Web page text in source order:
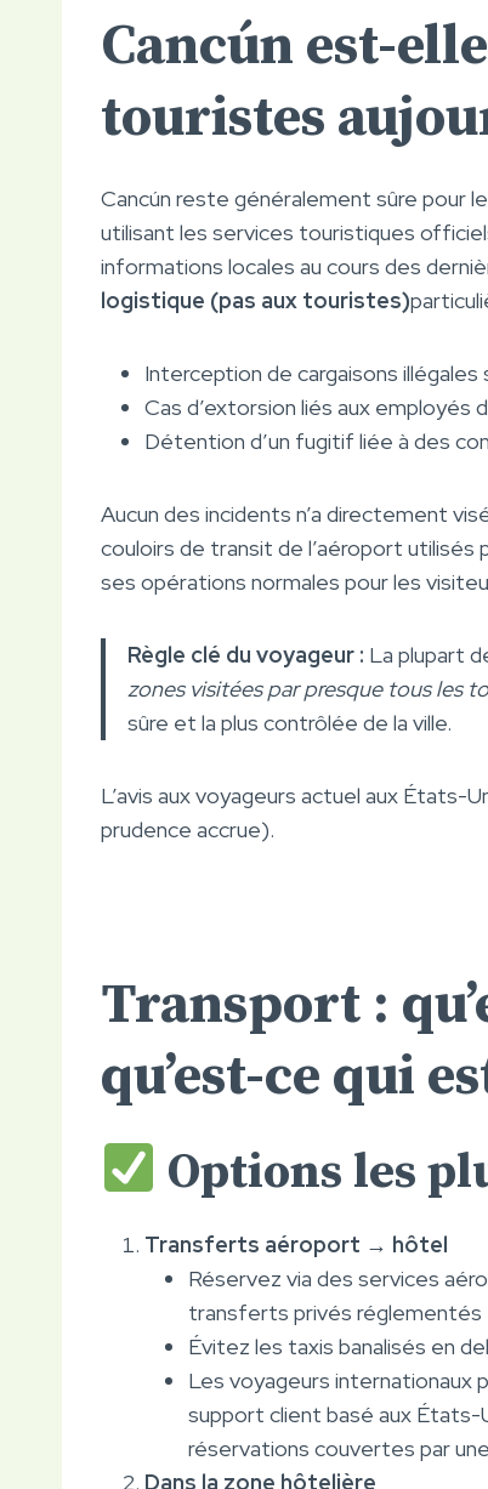
Cancún est-
touristes
Cancún reste généralement sûre pour
utilisant les services touristiques
informations locales au cours des
logistique (pas aux touristes)
Interception de cargaisons
Cas d’extorsion liés aux
Détention d’un fugitif liée à des
Aucun des incidents n’a directement
couloirs de transit de l’aéroport
ses opérations normales pour les
Règle clé du voyageur : La plupart
zones visitées par presque tous les
sûre et la plus contrôlée de la ville.
L’avis aux voyageurs actuel aux États-
prudence accrue).
Transport :
qu’est-ce qui
Options les
Transferts aéroport → hôtel
Réservez via des services
transferts privés réglementés
Évitez les taxis banalisés en
Les voyageurs internationaux
support client basé aux États-
réservations couvertes par
Dans la zone hôtelière